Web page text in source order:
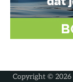
Copyright © 2026